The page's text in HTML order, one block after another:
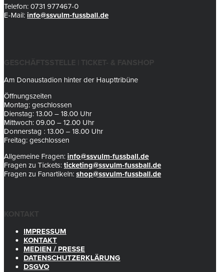
Telefon: 0731 977467-0
E-Mail: info@ssvulm-fussball.de
GESCHÄFTSSTELLE | TICKET- & FANSHOP
Am Donaustadion hinter der Haupttribüne
Öffnungszeiten
Montag: geschlossen
Dienstag: 13.00 – 18.00 Uhr
Mittwoch: 09.00 – 12.00 Uhr
Donnerstag : 13.00 – 18.00 Uhr
Freitag: geschlossen
Allgemeine Fragen: info@ssvulm-fussball.de
Fragen zu Tickets: ticketing@ssvulm-fussball.de
Fragen zu Fanartikeln: shop@ssvulm-fussball.de
KONTAKT
IMPRESSUM
KONTAKT
MEDIEN / PRESSE
DATENSCHUTZERKLÄRUNG
DSGVO